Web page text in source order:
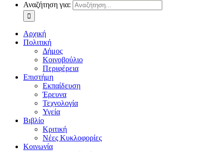
Αναζήτηση για:
Αρχική
Πολιτική
Δήμος
Κοινοβούλιο
Περιφέρεια
Επιστήμη
Εκπαίδευση
Έρευνα
Τεχνολογία
Υγεία
Βιβλίο
Κριτική
Νέες Κυκλοφορίες
Κοινωνία